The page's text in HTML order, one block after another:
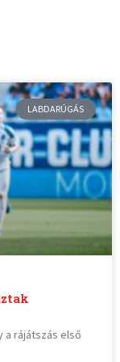
LABDARÚGÁS
a rájátszás első